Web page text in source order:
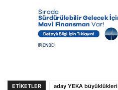
ETIKETLER aday YEKA büyüklükleri